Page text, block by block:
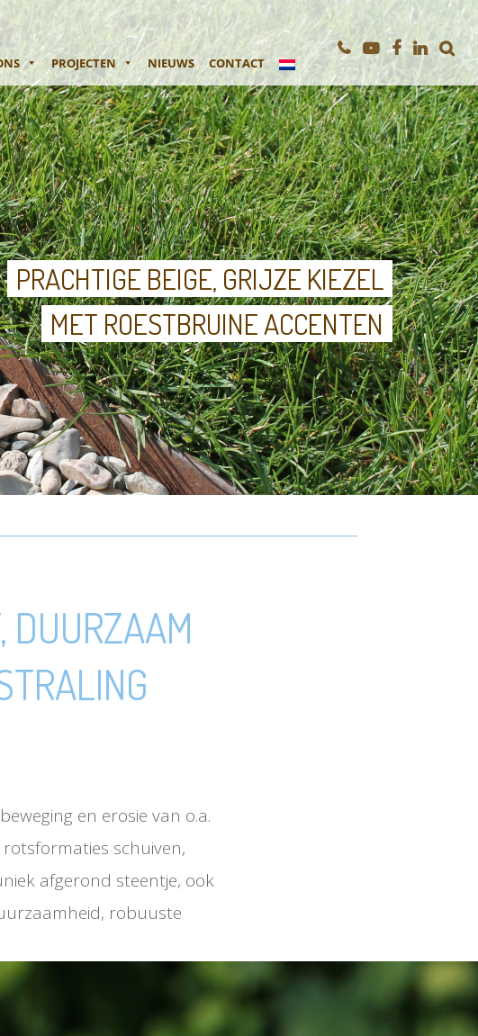
PROJECTEN NIEUWS CONTACT
PRACHTIGE BEIGE, GRIJZE KIEZEL
MET ROESTBRUINE ACCENTEN
DUURZAAM
en erosie van o.a.
schuiven,
afgerond steentje, ook
robuuste